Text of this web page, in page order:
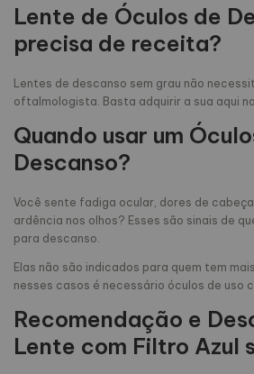
Lente de Óculos de
precisa de receita?
Lentes de descanso sem grau não
oftalmologista. Basta adquirir a sua aqui na
Quando usar um
Descanso?
Você sente fadiga ocular, dores de
ardência nos olhos? Esses são sinais de
para descanso.
Elas não são indicados para quem tem
nesses casos é necessário óculos de uso
Recomendação e
Lente com Filtro Azul